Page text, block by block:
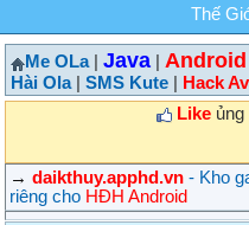
Thế
Me OLa| Java Android
Hài Ola| SMS Kute
Hack
Likeủng
→ daikthuy.apphd.vn - Kho
riêng cho HĐH Android